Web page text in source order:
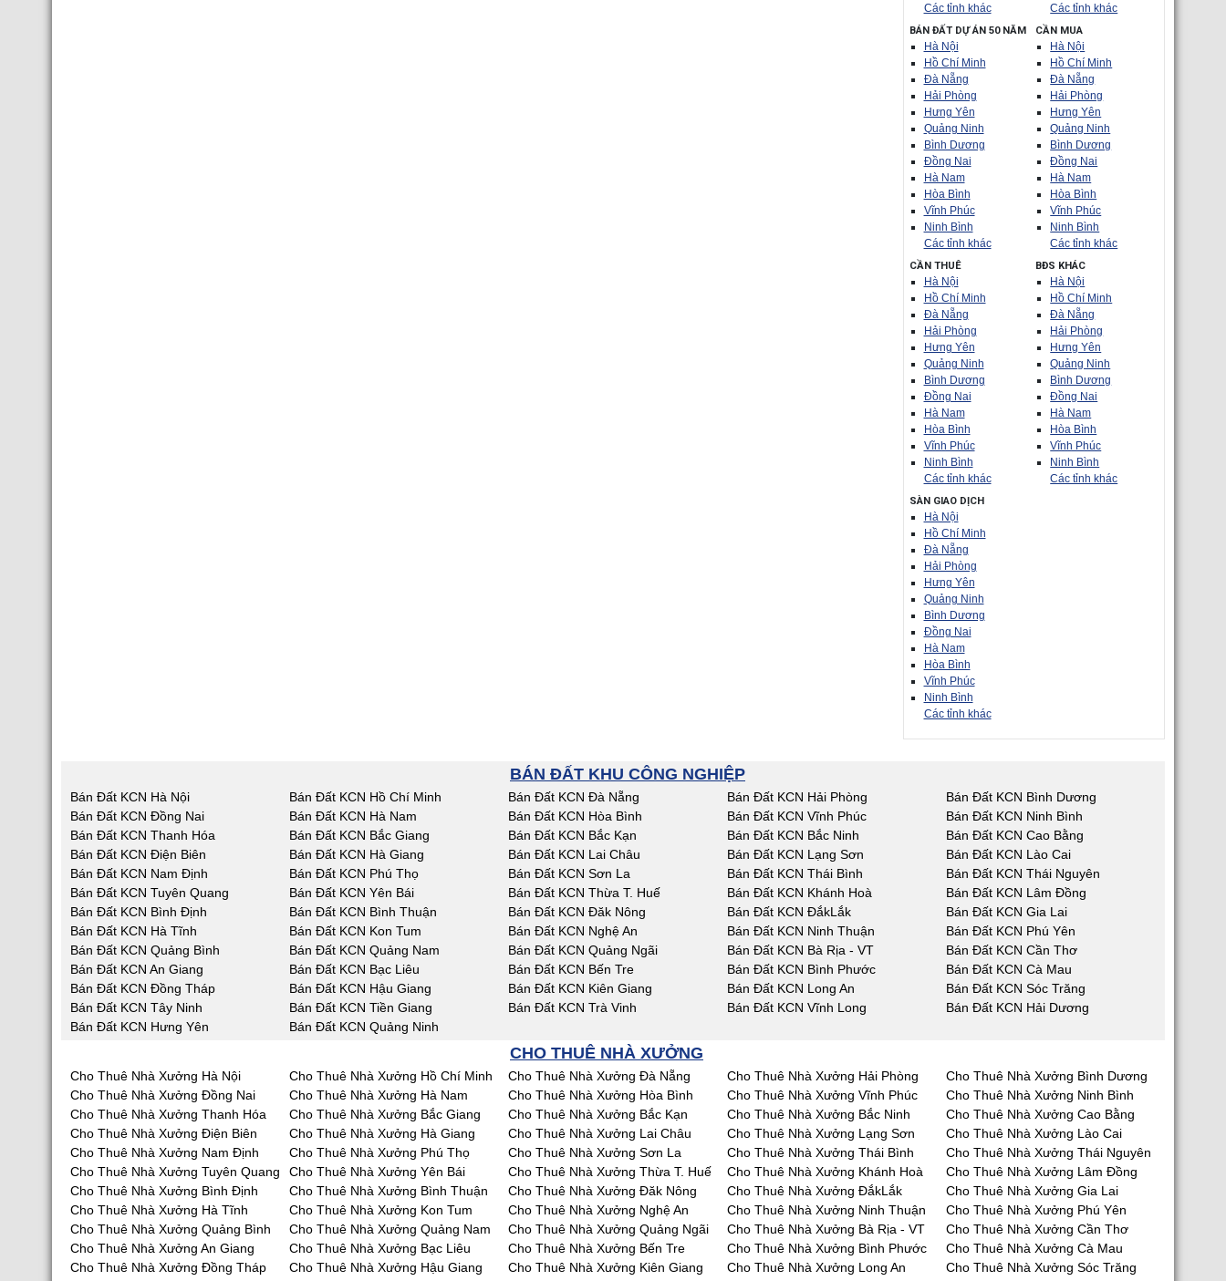
Các tỉnh khác
Các tỉnh khác
BÁN ĐẤT DỰ ÁN 50 NĂM
Hà Nội
Hồ Chí Minh
Đà Nẵng
Hải Phòng
Hưng Yên
Quảng Ninh
Bình Dương
Đồng Nai
Hà Nam
Hòa Bình
Vĩnh Phúc
Ninh Bình
Các tỉnh khác
CẦN MUA
Hà Nội
Hồ Chí Minh
Đà Nẵng
Hải Phòng
Hưng Yên
Quảng Ninh
Bình Dương
Đồng Nai
Hà Nam
Hòa Bình
Vĩnh Phúc
Ninh Bình
Các tỉnh khác
CẦN THUÊ
Hà Nội
Hồ Chí Minh
Đà Nẵng
Hải Phòng
Hưng Yên
Quảng Ninh
Bình Dương
Đồng Nai
Hà Nam
Hòa Bình
Vĩnh Phúc
Ninh Bình
Các tỉnh khác
BĐS KHÁC
Hà Nội
Hồ Chí Minh
Đà Nẵng
Hải Phòng
Hưng Yên
Quảng Ninh
Bình Dương
Đồng Nai
Hà Nam
Hòa Bình
Vĩnh Phúc
Ninh Bình
Các tỉnh khác
SÀN GIAO DỊCH
Hà Nội
Hồ Chí Minh
Đà Nẵng
Hải Phòng
Hưng Yên
Quảng Ninh
Bình Dương
Đồng Nai
Hà Nam
Hòa Bình
Vĩnh Phúc
Ninh Bình
Các tỉnh khác
BÁN ĐẤT KHU CÔNG NGHIỆP
Bán Đất KCN Hà Nội Bán Đất KCN Hồ Chí Minh Bán Đất KCN Đà Nẵng Bán Đất KCN Hải Phòng
Bán Đất KCN Bình Dương
Bán Đất KCN Đồng Nai
Bán Đất KCN Hà Nam Bán Đất KCN Hòa Bình Bán Đất KCN Vĩnh Phúc
Bán Đất KCN Ninh Bình
Bán Đất KCN Thanh Hóa
Bán Đất KCN Bắc Giang Bán Đất KCN Bắc Kạn Bán Đất KCN Bắc Ninh
Bán Đất KCN Cao Bằng
Bán Đất KCN Điện Biên
Bán Đất KCN Hà Giang Bán Đất KCN Lai Châu Bán Đất KCN Lạng Sơn
Bán Đất KCN Lào Cai
Bán Đất KCN Nam Định
Bán Đất KCN Phú Thọ Bán Đất KCN Sơn La Bán Đất KCN Thái Bình
Bán Đất KCN Thái Nguyên
Bán Đất KCN Tuyên Quang
Bán Đất KCN Yên Bái Bán Đất KCN Thừa T. Huế Bán Đất KCN Khánh Hoà
Bán Đất KCN Lâm Đồng
Bán Đất KCN Bình Định
Bán Đất KCN Bình Thuận Bán Đất KCN Đăk Nông Bán Đất KCN ĐắkLắk
Bán Đất KCN Gia Lai
Bán Đất KCN Hà Tĩnh
Bán Đất KCN Kon Tum Bán Đất KCN Nghệ An Bán Đất KCN Ninh Thuận
Bán Đất KCN Phú Yên
Bán Đất KCN Quảng Bình
Bán Đất KCN Quảng Nam Bán Đất KCN Quảng Ngãi Bán Đất KCN Bà Rịa - VT
Bán Đất KCN Cần Thơ
Bán Đất KCN An Giang
Bán Đất KCN Bạc Liêu Bán Đất KCN Bến Tre Bán Đất KCN Bình Phước
Bán Đất KCN Cà Mau
Bán Đất KCN Đồng Tháp
Bán Đất KCN Hậu Giang Bán Đất KCN Kiên Giang Bán Đất KCN Long An
Bán Đất KCN Sóc Trăng
Bán Đất KCN Tây Ninh
Bán Đất KCN Tiền Giang Bán Đất KCN Trà Vinh Bán Đất KCN Vĩnh Long
Bán Đất KCN Hải Dương
Bán Đất KCN Hưng Yên
Bán Đất KCN Quảng Ninh
CHO THUÊ NHÀ XƯỞNG
Cho Thuê Nhà Xưởng Hà Nội Cho Thuê Nhà Xưởng Hồ Chí Minh Cho Thuê Nhà Xưởng Đà Nẵng Cho Thuê Nhà Xưởng Hải Phòng
Cho Thuê Nhà Xưởng Bình Dương
Cho Thuê Nhà Xưởng Đồng Nai
Cho Thuê Nhà Xưởng Hà Nam Cho Thuê Nhà Xưởng Hòa Bình Cho Thuê Nhà Xưởng Vĩnh Phúc
Cho Thuê Nhà Xưởng Ninh Bình
Cho Thuê Nhà Xưởng Thanh Hóa
Cho Thuê Nhà Xưởng Bắc Giang Cho Thuê Nhà Xưởng Bắc Kạn Cho Thuê Nhà Xưởng Bắc Ninh
Cho Thuê Nhà Xưởng Cao Bằng
Cho Thuê Nhà Xưởng Điện Biên
Cho Thuê Nhà Xưởng Hà Giang Cho Thuê Nhà Xưởng Lai Châu Cho Thuê Nhà Xưởng Lạng Sơn
Cho Thuê Nhà Xưởng Lào Cai
Cho Thuê Nhà Xưởng Nam Định
Cho Thuê Nhà Xưởng Phú Thọ Cho Thuê Nhà Xưởng Sơn La Cho Thuê Nhà Xưởng Thái Bình
Cho Thuê Nhà Xưởng Thái Nguyên
Cho Thuê Nhà Xưởng Tuyên Quang
Cho Thuê Nhà Xưởng Yên Bái Cho Thuê Nhà Xưởng Thừa T. Huế Cho Thuê Nhà Xưởng Khánh Hoà
Cho Thuê Nhà Xưởng Lâm Đồng
Cho Thuê Nhà Xưởng Bình Định
Cho Thuê Nhà Xưởng Bình Thuận Cho Thuê Nhà Xưởng Đăk Nông Cho Thuê Nhà Xưởng ĐắkLắk
Cho Thuê Nhà Xưởng Gia Lai
Cho Thuê Nhà Xưởng Hà Tĩnh
Cho Thuê Nhà Xưởng Kon Tum Cho Thuê Nhà Xưởng Nghệ An Cho Thuê Nhà Xưởng Ninh Thuận
Cho Thuê Nhà Xưởng Phú Yên
Cho Thuê Nhà Xưởng Quảng Bình
Cho Thuê Nhà Xưởng Quảng Nam Cho Thuê Nhà Xưởng Quảng Ngãi Cho Thuê Nhà Xưởng Bà Rịa - VT
Cho Thuê Nhà Xưởng Cần Thơ
Cho Thuê Nhà Xưởng An Giang
Cho Thuê Nhà Xưởng Bạc Liêu Cho Thuê Nhà Xưởng Bến Tre Cho Thuê Nhà Xưởng Bình Phước
Cho Thuê Nhà Xưởng Cà Mau
Cho Thuê Nhà Xưởng Đồng Tháp
Cho Thuê Nhà Xưởng Hậu Giang Cho Thuê Nhà Xưởng Kiên Giang Cho Thuê Nhà Xưởng Long An
Cho Thuê Nhà Xưởng Sóc Trăng